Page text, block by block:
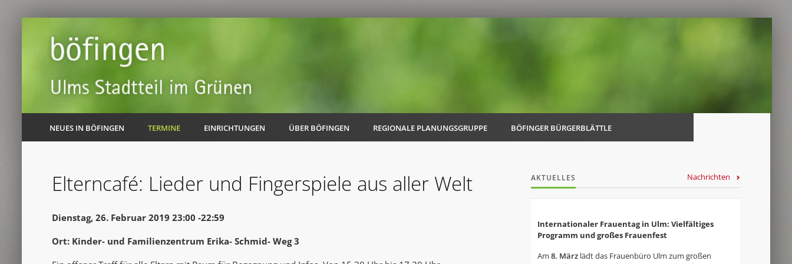
NEUES IN BÖFINGEN TERMINE EINRICHTUNGEN ÜBER BÖFINGEN REGIONALE PLANUNGSGRUPPE BÖFINGER BÜRGERBLÄTTLE
Elterncafé: Lieder und Fingerspiele aus aller Welt
Dienstag, 26. Februar 2019 23:00 -22:59
Ort: Kinder- und Familienzentrum Erika- Schmid- Weg 3
AKTUELLES Nachrichten
Internationaler Frauentag in Ulm: Vielfältiges
Programm und großes Frauenfest
Am 8. Märzlädt das Frauenbüro Ulm zum großen